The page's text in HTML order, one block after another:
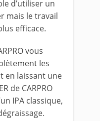
d’utiliser un
mais le travail
efficace.
vous
les
en laissant une
de CARPRO
IPA classique,